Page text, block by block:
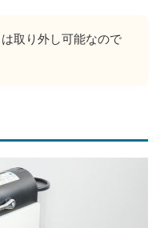
取り外し可能なので